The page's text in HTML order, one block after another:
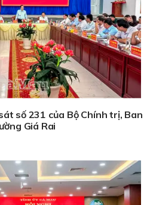
số 231 của Bộ Chính trị, Ban
Giá Rai